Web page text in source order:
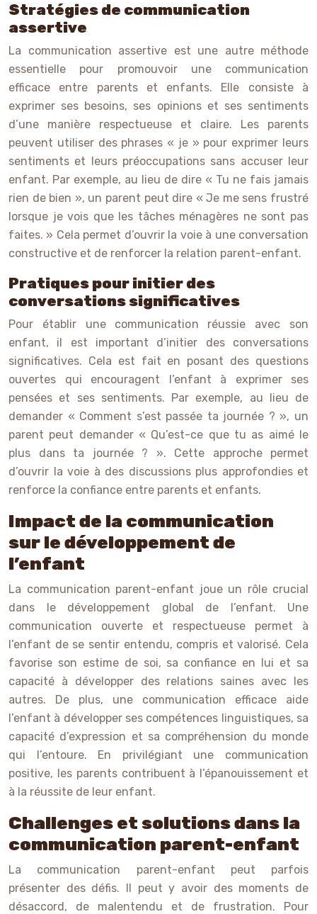
Stratégies de communication
assertive
La communication assertive est une autre méthode
essentielle pour promouvoir une communication
efficace entre parents et enfants. Elle consiste à
exprimer ses besoins, ses opinions et ses sentiments
d’une manière respectueuse et claire. Les parents
peuvent utiliser des phrases « je » pour exprimer leurs
sentiments et leurs préoccupations sans accuser leur
enfant. Par exemple, au lieu de dire « Tu ne fais jamais
rien de bien », un parent peut dire « Je me sens frustré
lorsque je vois que les tâches ménagères ne sont pas
faites. » Cela permet d’ouvrir la voie à une conversation
constructive et de renforcer la relation parent-enfant.
Pratiques pour initier des
conversations significatives
Pour établir une communication réussie avec son
enfant, il est important d’initier des conversations
significatives. Cela est fait en posant des questions
ouvertes qui encouragent l’enfant à exprimer ses
pensées et ses sentiments. Par exemple, au lieu de
demander « Comment s’est passée ta journée ? », un
parent peut demander « Qu’est-ce que tu as aimé le
plus dans ta journée ? ». Cette approche permet
d’ouvrir la voie à des discussions plus approfondies et
renforce la confiance entre parents et enfants.
Impact de la communication
sur le développement de
l’enfant
La communication parent-enfant joue un rôle crucial
dans le développement global de l’enfant. Une
communication ouverte et respectueuse permet à
l’enfant de se sentir entendu, compris et valorisé. Cela
favorise son estime de soi, sa confiance en lui et sa
capacité à développer des relations saines avec les
autres. De plus, une communication efficace aide
l’enfant à développer ses compétences linguistiques, sa
capacité d’expression et sa compréhension du monde
qui l’entoure. En privilégiant une communication
positive, les parents contribuent à l’épanouissement et
à la réussite de leur enfant.
Challenges et solutions dans la
communication parent-enfant
La communication parent-enfant peut parfois
présenter des défis. Il peut y avoir des moments de
désaccord, de malentendu et de frustration. Pour